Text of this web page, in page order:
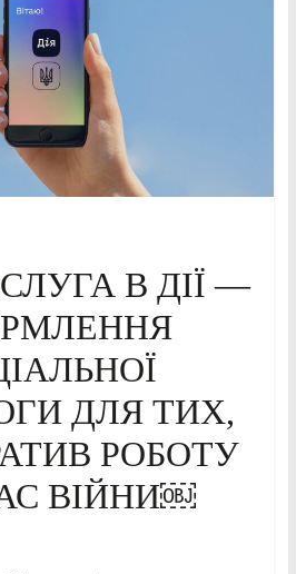
В ДІЇ —
ДЛЯ ТИХ,
РОБОТУ
ВІЙНИ￼